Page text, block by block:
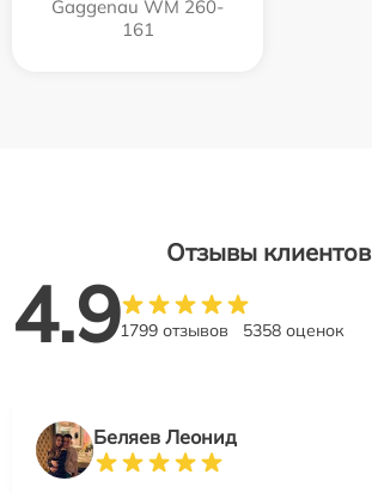
Gaggenau WM 260-
161
Отзывы клиентов
4.91799 отзывов 5358 оценок
Беляев Леонид